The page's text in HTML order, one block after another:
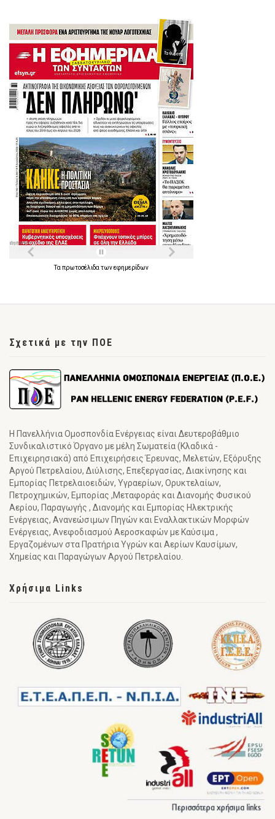
Τα πρωτοσέλιδα τωνεφημερίδων
Σχετικά με την ΠΟΕ
Η Πανελλήνια Ομοσπονδία Ενέργειας είναι Δευτεροβάθμιο
Συνδικαλιστικό Όργανο με μέλη Σωματεία (Κλαδικά -
Επιχειρησιακά) από Επιχειρήσεις Έρευνας, Μελετών, Εξόρυξης
Αργού Πετρελαίου, Διύλισης, Επεξεργασίας, Διακίνησης και
Εμπορίας Πετρελαιοειδών, Υγραερίων, Ορυκτελαίων,
Πετροχημικών, Εμπορίας ,Μεταφοράς και Διανομής Φυσικού
Αερίου, Παραγωγής , Διανομής και Εμπορίας Ηλεκτρικής
Ενέργειας, Ανανεώσιμων Πηγών και Εναλλακτικών Μορφών
Ενέργειας, Ανεφοδιασμού Αεροσκαφών με Καύσιμα ,
Εργαζομένων στα Πρατήρια Υγρών και Αερίων Καυσίμων,
Χημείας και Παραγώγων Αργού Πετρελαίου.
Χρήσιμα Links